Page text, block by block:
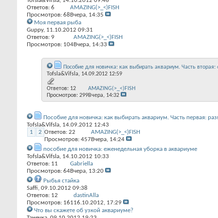
Ответов: 6
Просмотров: 68
AMAZING(>_<)FISH
Вчера, 14:35
Моя первая рыба
Guppy, 11.10.2012 09:31
Ответов: 9
Просмотров: 104
AMAZING(>_<)FISH
Вчера, 14:33
Пособие для новичка: как выбирать аквариум. Часть вторая:
Tofsla&Vifsla, 14.09.2012 12:59
Ответов: 12
Просмотров: 299
AMAZING(>_<)FISH
Вчера, 14:32
Пособие для новичка: как выбирать аквариум. Часть первая:
Tofsla&Vifsla, 14.09.2012 12:43
1
2 Ответов: 22
Просмотров: 457
AMAZING(>_<)FISH
Вчера, 14:24
пособие для новичка: еженедельная уборка в аквариуме
Tofsla&Vifsla, 14.10.2012 10:33
Ответов: 11
Просмотров: 64
Gabriella
Вчера, 13:20
Рыбья стайка
Saffi, 09.10.2012 09:38
Ответов: 12
Просмотров: 161
dastinAlla
16.10.2012, 17:29
Что вы скажете об узкой аквариуме?